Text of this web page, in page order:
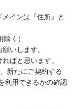
インは『住所』と
く）
いします。
ばと思います。
新たにご契約する
利用できるかの確認